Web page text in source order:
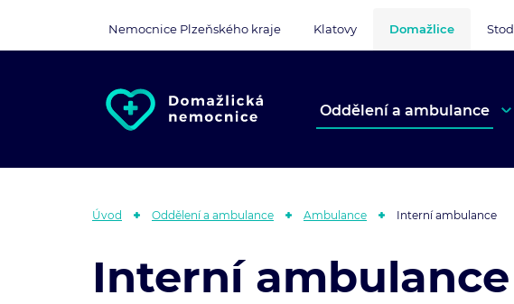
Nemocnice Plzeňského kraje Klatovy Domažlice Stod
Oddělení a ambulance
Úvod Oddělení a ambulance Ambulance Interní ambulance
Interní ambulance